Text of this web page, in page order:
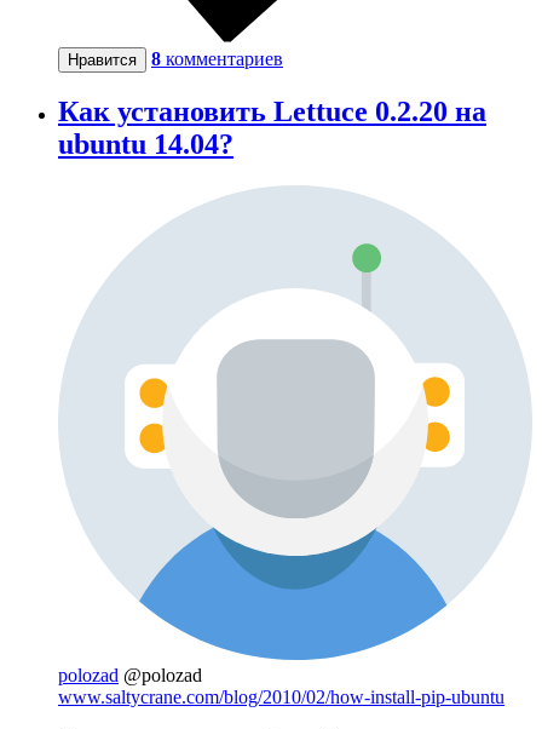
Нравится 8 комментариев
Как установить Lettuce 0.2.20 на
ubuntu 14.04?
polozad @polozad
www.saltycrane.com/blog/2010/02/how-install-pip-ubuntu